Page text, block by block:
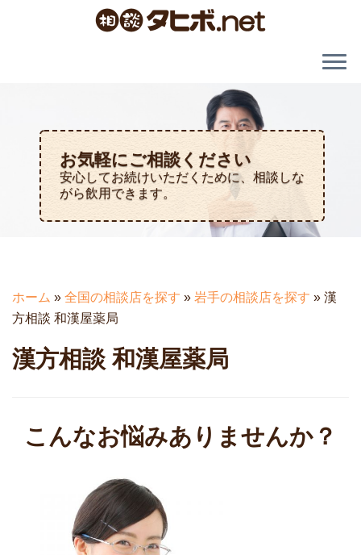
お気軽にご相談ください
安心してお続けいただくために、相談しな
がら飲用できます。
ホーム » 全国の相談店を探す » 岩手の相談店を探す » 漢
方相談 和漢屋薬局
漢方相談 和漢屋薬局
こんなお悩みありませんか？